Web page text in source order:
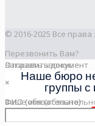
© 2016-2025 Все
Перезвонить Вам?
Заказать звонок
×
Ваше имя
Отправить документ
×
ФИО (обязательно)
Отправить документ
×
ФИО (обязательно)
Наше бюро
группы